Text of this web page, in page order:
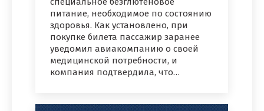
питание, необходимое по состоянию
здоровья. Как установлено, при
покупке билета пассажир заранее
уведомил авиакомпанию о своей
медицинской потребности, и
компания подтвердила, что…